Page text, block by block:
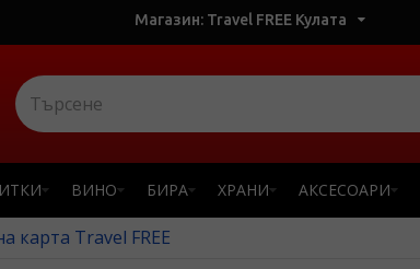
Магазин: Travel FREE Кулата
ВИНО БИРА ХРАНИ АКСЕСОАРИ
карта Travel FREE